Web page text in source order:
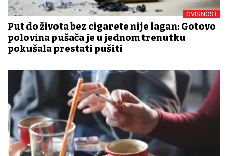
OVISNOST
Put do života bez cigarete nije lagan: Gotovo
polovina pušača je u jednom trenutku
pokušala prestati pušiti